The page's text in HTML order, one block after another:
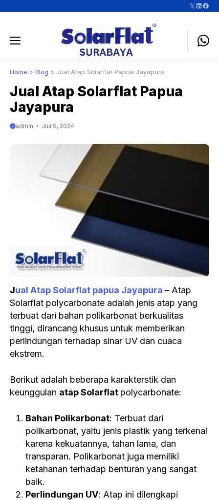
X https://
Menu
Home » Blog » Jual Atap Solarflat Papua Jayapura
Jual Atap Solarflat Papua
Jayapura
admin Juli 9, 2024
Jual Atap Solarflat papua Jayapura – Atap
Solarflat polycarbonate adalah jenis atap yang
terbuat dari bahan polikarbonat berkualitas
tinggi, dirancang khusus untuk memberikan
perlindungan terhadap sinar UV dan cuaca
ekstrem.
Berikut adalah beberapa karakterstik dan
keunggulan atap Solarflat polycarbonate:
Bahan Polikarbonat: Terbuat dari
polikarbonat, yaitu jenis plastik yang terkenal
karena kekuatannya, tahan lama, dan
transparan. Polikarbonat juga memiliki
ketahanan terhadap benturan yang sangat
baik.
Perlindungan UV: Atap ini dilengkapi